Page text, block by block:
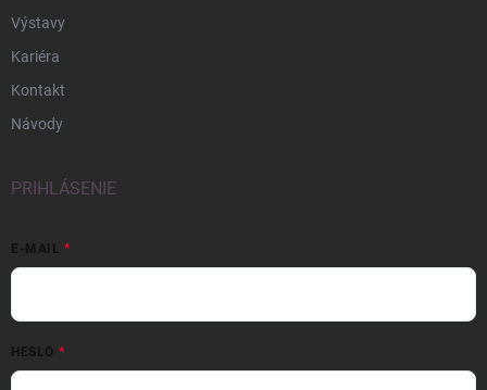
Výstavy
Kariéra
Kontakt
Návody
PRIHLÁSENIE
E-MAIL
HESLO